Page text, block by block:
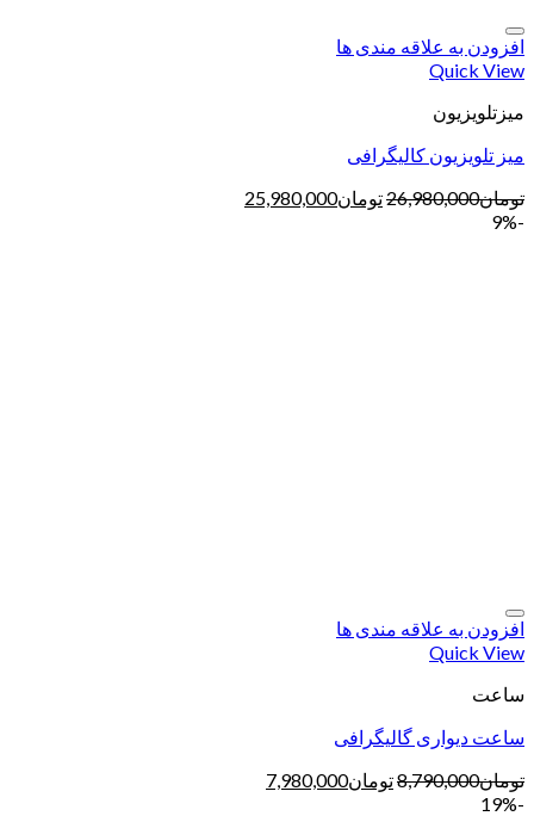
افزودن به علاقه مندی ها
Quick View
میزتلویزیون
میز تلویزیون کالیگرافی
تومان26,980,000تومان25,980,000
-9%
افزودن به علاقه مندی ها
Quick View
ساعت
ساعت دیواری گالیگرافی
تومان8,790,000تومان7,980,000
-19%